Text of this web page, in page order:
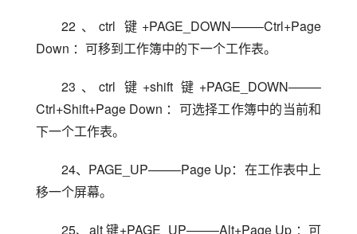
22、ctrl 键+PAGE_DOWN——–Ctrl+Page
Down ：可移到工作簿中的下一个工作表。
23、ctrl 键+shift 键+PAGE_DOWN——–
Ctrl+Shift+Page Down ：可选择工作簿中的当前和
下一个工作表。
24、PAGE_UP——–Page Up：在工作表中上
移一个屏幕。
25、alt 键+PAGE_UP——–Alt+Page Up ：可